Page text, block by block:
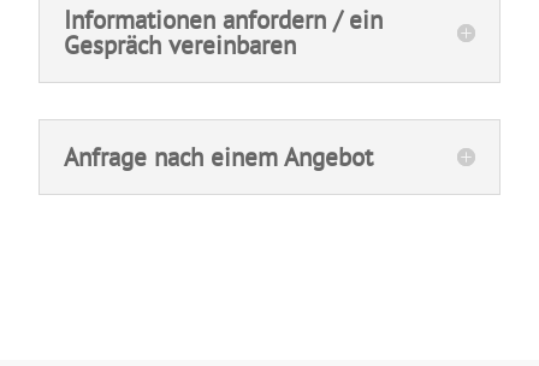
Informationen anfordern / ein
Gespräch vereinbaren
Anfrage nach einem Angebot